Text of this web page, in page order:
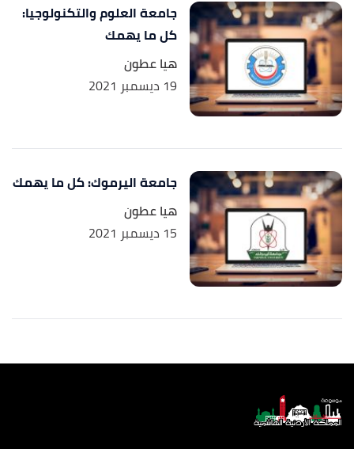
جامعة العلوم والتكنولوجيا:
كل ما يهمك
هيا عطون
19 ديسمبر 2021
جامعة اليرموك: كل ما يهمك
هيا عطون
15 ديسمبر 2021